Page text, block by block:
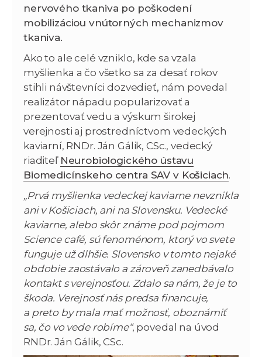
nervového tkaniva po poškodení
mobilizáciou vnútorných mechanizmov
tkaniva.
Ako to ale celé vzniklo, kde sa vzala
myšlienka a čo všetko sa za desať rokov
stihli návštevníci dozvedieť, nám povedal
realizátor nápadu popularizovať a
prezentovať vedu a výskum širokej
verejnosti aj prostredníctvom vedeckých
kaviarní, RNDr. Ján Gálik, CSc., vedecký
riaditeľ Neurobiologického ústavu
Biomedicínskeho centra SAV v Košiciach.
„Prvá myšlienka vedeckej kaviarne nevznikla
ani v Košiciach, ani na Slovensku. Vedecké
kaviarne, alebo skôr známe pod pojmom
Science café, sú fenoménom, ktorý vo svete
funguje už dlhšie. Slovensko v tomto nejaké
obdobie zaostávalo a zároveň zanedbávalo
kontakt s verejnosťou. Zdalo sa nám, že je to
škoda. Verejnosť nás predsa financuje,
a preto by mala mať možnosť, oboznámiť
sa, čo vo vede robíme“, povedal na úvod
RNDr. Ján Gálik, CSc.